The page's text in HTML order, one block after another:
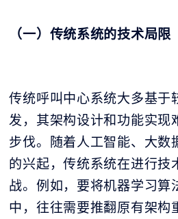
（一）传统系统的技术局限
传统呼叫中心系统大多基于
发，其架构设计和功能实现
步伐。随着人工智能、大数
的兴起，传统系统在进行技
战。例如，要将机器学习算
中，往往需要推翻原有架构